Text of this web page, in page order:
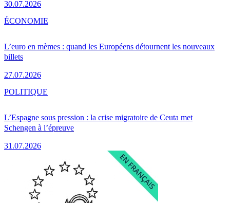
30.07.2026
L’euro en mèmes : quand les Européens détournent les nouveaux
billets
27.07.2026
ÉCONOMIE
L’Espagne sous pression : la crise migratoire de Ceuta met
Schengen à l’épreuve
31.07.2026
POLITIQUE